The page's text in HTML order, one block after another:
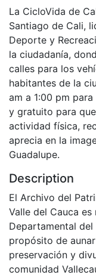
La CicloVida de
Santiago de Cali,
Deporte y
la ciudadanía,
calles para los
habitantes de la
am a 1:00 pm
y gratuito para
actividad física,
aprecia en la
Guadalupe.
Description
El Archivo del
Valle del Cauca
Departamental
propósito de
preservación y
comunidad